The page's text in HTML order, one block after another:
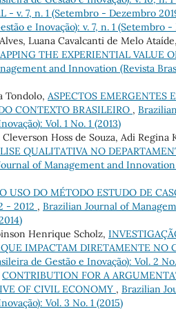
- v. 7, n. 1 (Setembro - Dezembro
e Inovação): v. 7, n. 1 (Setembro
Luana Cavalcanti de Melo
THE EXPERIENTIAL VALUE
and Innovation (Revista
Tondolo, ASPECTOS EMERGENTES
CONTEXTO BRASILEIRO ,
Vol. 1 No. 1 (2013)
Hoss de Souza, Adi Regina
QUALITATIVA NO
of Management and Innovation
O USO DO MÉTODO ESTUDO DE
- 2012 , Brazilian Journal of
Henrique Scholz,
IMPACTAM DIRETAMENTE NO
de Gestão e Inovação): Vol. 2 No.
CONTRIBUTION FOR A
OF CIVIL ECONOMY , Brazilian
Vol. 3 No. 1 (2015)